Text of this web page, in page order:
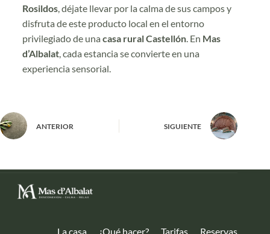
Rosildos, déjate llevar por la calma de sus campos y
disfruta de este producto local en el entorno
privilegiado de una casa rural Castellón. En Mas
d’Albalat, cada estancia se convierte en una
experiencia sensorial.
ANTERIOR SIGUIENTE
La casa ¿Qué hacer? Tarifas Reservas